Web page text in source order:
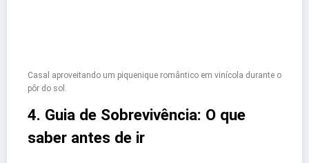
Casal aproveitando um piquenique romântico em vinícola durante o
pôr do sol.
4. Guia de Sobrevivência: O que
saber antes de ir